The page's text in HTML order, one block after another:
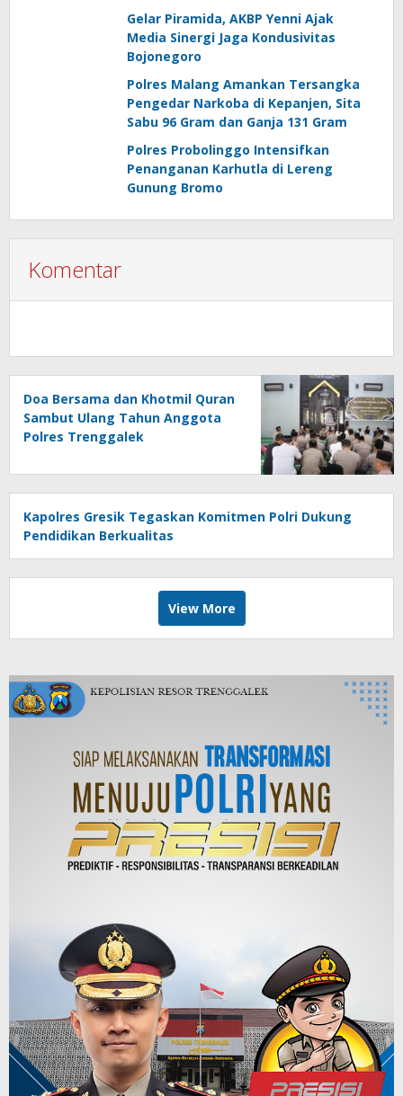
Gelar Piramida, AKBP Yenni Ajak
Media Sinergi Jaga Kondusivitas
Bojonegoro
Polres Malang Amankan Tersangka
Pengedar Narkoba di Kepanjen, Sita
Sabu 96 Gram dan Ganja 131 Gram
Polres Probolinggo Intensifkan
Penanganan Karhutla di Lereng
Gunung Bromo
Komentar
Doa Bersama dan Khotmil Quran
Sambut Ulang Tahun Anggota
Polres Trenggalek
Kapolres Gresik Tegaskan Komitmen Polri Dukung
Pendidikan Berkualitas
View More